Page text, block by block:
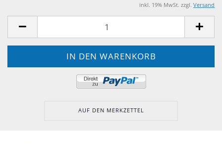
inkl. 19% MwSt. zzgl. Versand
AUF DEN MERKZETTEL